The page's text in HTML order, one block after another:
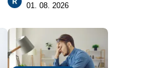
ktoré urobia prácu
01. 08. 2026